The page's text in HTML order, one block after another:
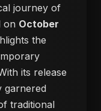
journey of
on October
the
its release
garnered
traditional